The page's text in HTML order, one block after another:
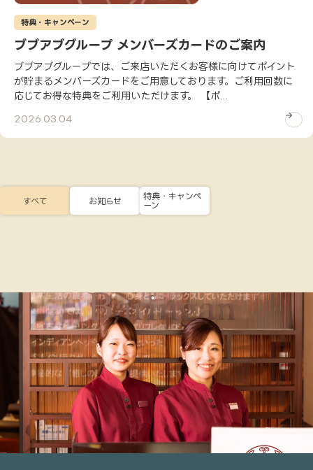
特典・キャンペーン
ブブアブグループ メンバーズカードのご案内
ブブアブグループでは、ご来店いただくお客様に向けてポイント
が貯まるメンバーズカードをご用意しております。ご利用回数に
応じてお得な特典をご利用いただけます。 【ポ...
2026.03.04
すべて お知らせ
特典・キャンペ
ーン